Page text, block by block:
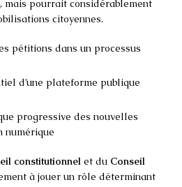
mais pourrait considérablement
citoyennes.
pétitions dans un processus
d’une plateforme publique
progressive des nouvelles
numérique
constitutionnel et du Conseil
à jouer un rôle déterminant